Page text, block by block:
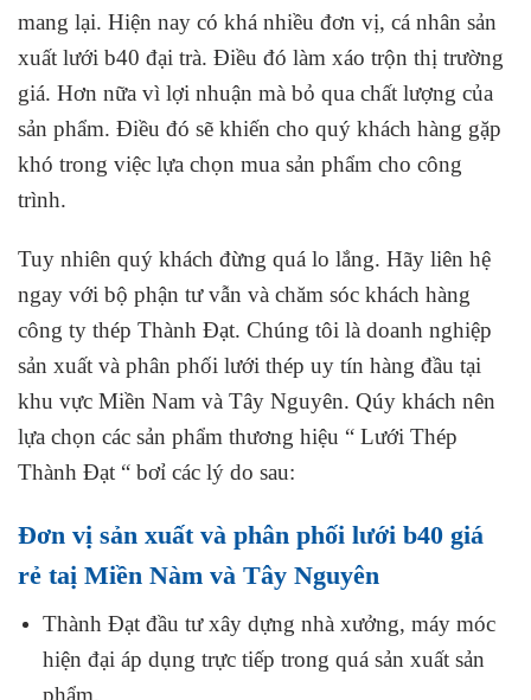
mang lại. Hiện nay có khá nhiều đơn vị, cá nhân sản
xuất lưới b40 đại trà. Điều đó làm xáo trộn thị trường
giá. Hơn nữa vì lợi nhuận mà bỏ qua chất lượng của
sản phẩm. Điều đó sẽ khiến cho quý khách hàng gặp
khó trong việc lựa chọn mua sản phẩm cho công
trình.
Tuy nhiên quý khách đừng quá lo lắng. Hãy liên hệ
ngay với bộ phận tư vẫn và chăm sóc khách hàng
công ty thép Thành Đạt. Chúng tôi là doanh nghiệp
sản xuất và phân phối lưới thép uy tín hàng đầu tại
khu vực Miền Nam và Tây Nguyên. Qúy khách nên
lựa chọn các sản phẩm thương hiệu “ Lưới Thép
Thành Đạt “ bơỉ các lý do sau:
Đơn vị sản xuất và phân phối lưới b40 giá
rẻ taị Miền Nàm và Tây Nguyên
Thành Đạt đầu tư xây dựng nhà xưởng, máy móc
hiện đại áp dụng trực tiếp trong quá sản xuất sản
phẩm.